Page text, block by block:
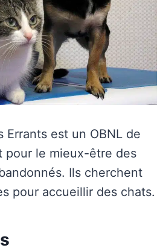
Errants est un OBNL de
pour le mieux-être des
Ils cherchent
pour accueillir des chats.